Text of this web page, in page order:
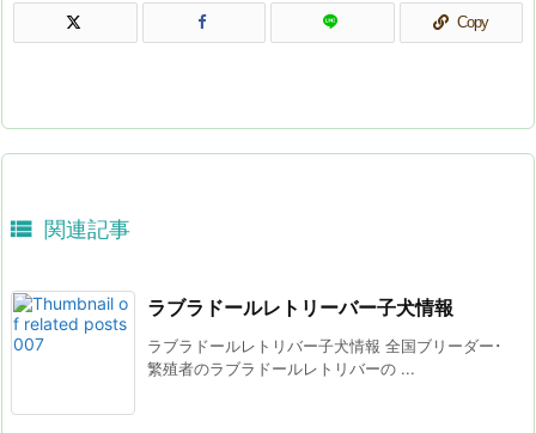
Copy
 関連記事
ラブラドールレトリーバー子犬情報
ラブラドールレトリバー子犬情報 全国ブリーダー･
繁殖者のラブラドールレトリバーの ...